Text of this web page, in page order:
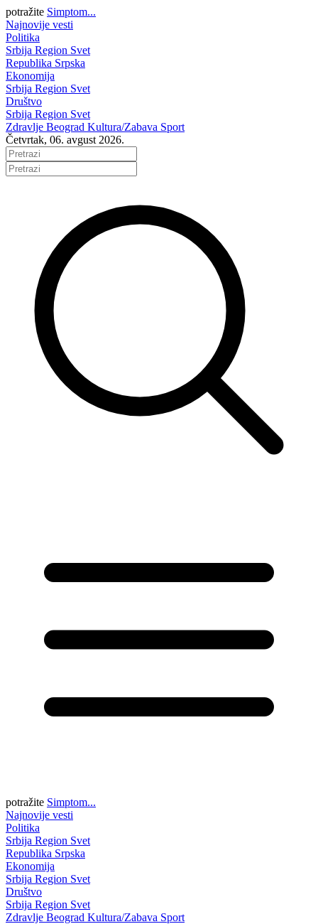
potražite Simptom...
Najnovije vesti
Politika
Srbija Region Svet
Republika Srpska
Ekonomija
Srbija Region Svet
Društvo
Srbija Region Svet
Zdravlje Beograd Kultura/Zabava Sport
Četvrtak, 06. avgust 2026.
potražite Simptom...
Najnovije vesti
Politika
Srbija Region Svet
Republika Srpska
Ekonomija
Srbija Region Svet
Društvo
Srbija Region Svet
Zdravlje Beograd Kultura/Zabava Sport